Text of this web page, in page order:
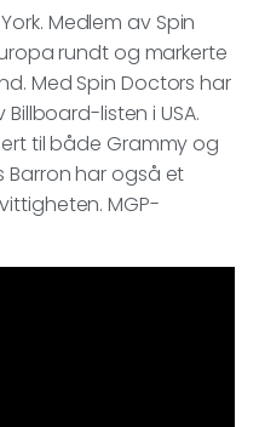
Medlem av Spin
rundt og markerte
Med Spin Doctors har
listen i USA.
til både Grammy og
Barron har også et
MGP-